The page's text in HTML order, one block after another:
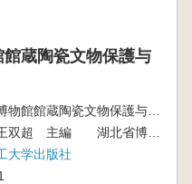
蔵陶瓷文物保護与
湖北博物館館蔵陶瓷文物保護与利用研究叢書 第一輯
遊万明 王双超 主編 湖北省博物館 荊州博物館 編
大学出版社